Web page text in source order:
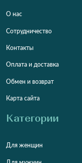
О нас
Сотрудничество
Контакты
Оплата и доставка
Обмен и возврат
Карта сайта
Категории
Для женщин